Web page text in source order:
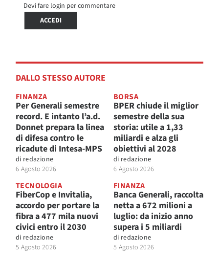
Devi fare login per commentare
ACCEDI
DALLO STESSO AUTORE
FINANZA
Per Generali semestre
record. E intanto l’a.d.
Donnet prepara la linea
di difesa contro le
ricadute di Intesa-MPS
di redazione
6 Agosto 2026
BORSA
BPER chiude il miglior
semestre della sua
storia: utile a 1,33
miliardi e alza gli
obiettivi al 2028
di redazione
6 Agosto 2026
TECNOLOGIA
FiberCop e Invitalia,
accordo per portare la
fibra a 477 mila nuovi
civici entro il 2030
di redazione
5 Agosto 2026
FINANZA
Banca Generali, raccolta
netta a 672 milioni a
luglio: da inizio anno
supera i 5 miliardi
di redazione
5 Agosto 2026